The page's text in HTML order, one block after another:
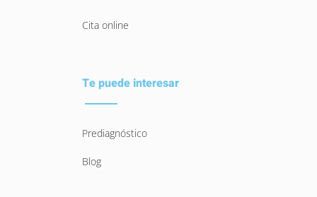
Cita online
Te puede interesar
Prediagnóstico
Blog